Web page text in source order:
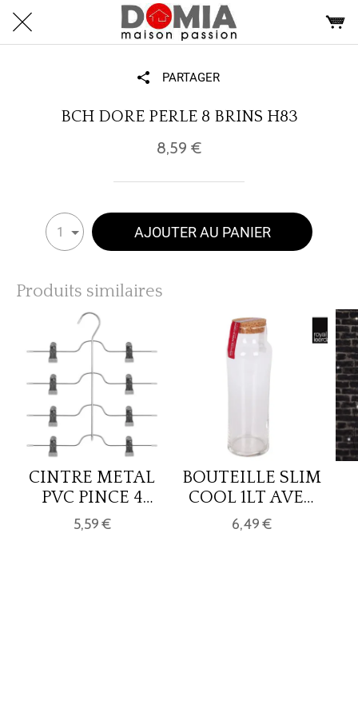
PARTAGER
BCH DORE PERLE 8 BRINS H83
8,59 €
1 AJOUTER AU PANIER
Produits similaires
CINTRE METAL
PVC PINCE 4
PANT
5,59 €
BOUTEILLE SLIM
COOL 1LT AVEC
BOUCHON
6,49 €